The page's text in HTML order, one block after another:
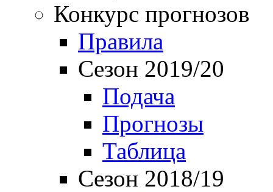
Конкурс прогнозов
Правила
Сезон 2019/20
Подача
Прогнозы
Таблица
Сезон 2018/19